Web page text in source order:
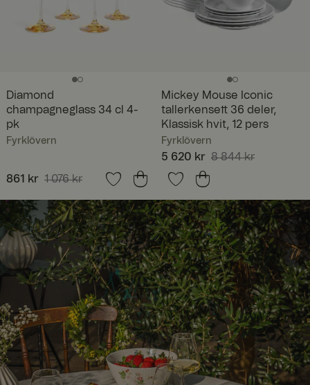
Diamond
champagneglass 34 cl 4-
pk
Fyrklövern
Nåværende pris
861 kr 1 076 kr
Mickey Mouse Iconic
tallerkensett 36 deler,
Klassisk hvit, 12 pers
Fyrklövern
Nåværende pris:
5 620 krForrige pris
8 844 kr
5 620 kr 8 844 kr